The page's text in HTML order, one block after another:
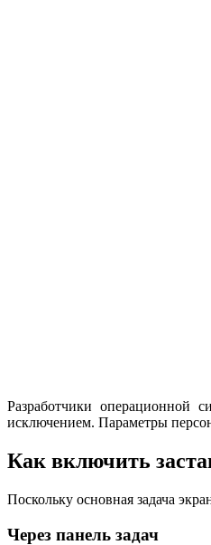
Разработчики операционной
исключением. Параметры
Как включить
Поскольку основная задача
Через панель задач